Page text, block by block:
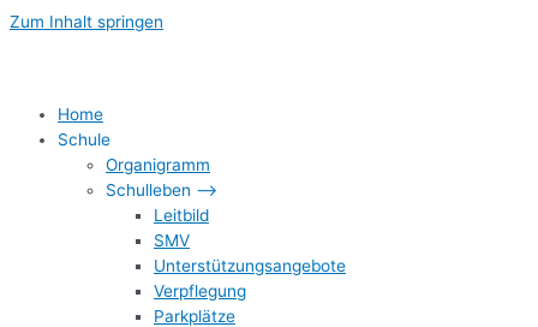
Zum Inhalt springen
Home
Schule
Organigramm
Schulleben –>
Leitbild
SMV
Unterstützungsangebote
Verpflegung
Parkplätze